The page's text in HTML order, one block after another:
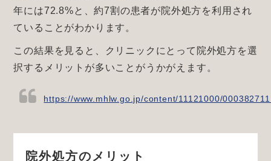
年には72.8%と、約7割の患者が院外処方を利用され
ていることがわかります。
この結果を見ると、クリニックにとって院外処方を選
択するメリットが多いことがうかがえます。
https://www.mhlw.go.jp/content/11121000/
院外処方のメリット